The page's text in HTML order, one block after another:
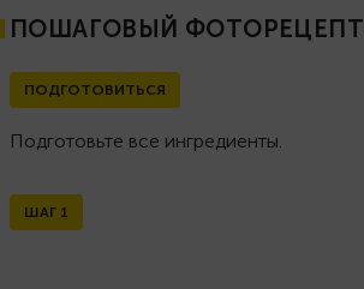
ПОШАГОВЫЙ ФОТОРЕЦЕПТ
ПОДГОТОВИТЬСЯ
Подготовьте все ингредиенты.
ШАГ 1